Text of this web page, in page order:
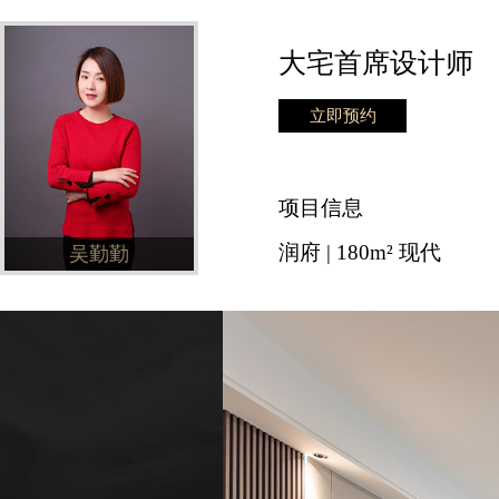
吴勤勤
大宅首席设计师
立即预约
项目信息
润府 | 180m² 现代